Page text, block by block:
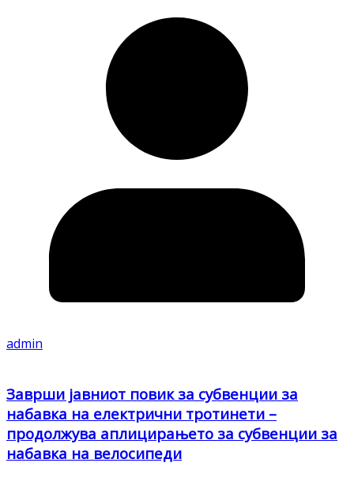
admin
Заврши јавниот повик за субвенции за
набавка на електрични тротинети –
продолжува аплицирањето за субвенции за
набавка на велосипеди